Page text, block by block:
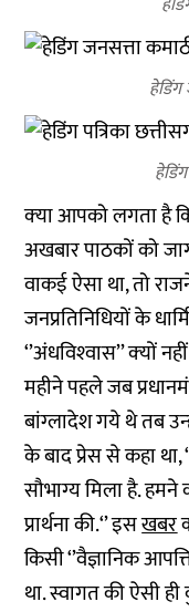
हेडिंग
क्‍या आपको लगता है
अखबार पाठकों को
वाकई ऐसा था, तो
जनप्रतिनिधियों के
‘’अंधविश्‍वास’’ क्‍यों
महीने पहले जब
बांग्‍लादेश गये थे तब
के बाद प्रेस से कहा
सौभाग्य मिला है.
प्रार्थना की.‘’ इसखबर
किसी ‘’वैज्ञानिक
था. स्‍वागत की ऐसी